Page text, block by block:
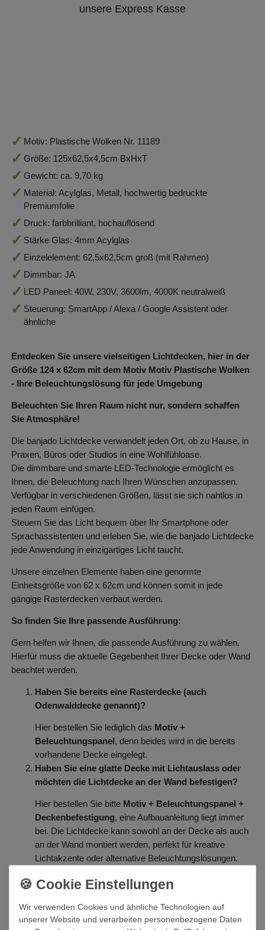
unsere Express Kasse
Motiv: Plastische Wolken Nr. 11189
Größe: 125x62,5x4,5cm BxHxT
Gewicht: ca. 9,70 kg
Material: Acylglas, Metall, hochwertig bedruckte
Premiumfolie
Druck: farbbrilliant, hochauflösend
Stärke Glas: 4mm Acylglas
Einzelelement: 62,5x62,5cm groß (mit Rahmen)
Dimmbar: JA
LED Paneel: 40W, 230V, 3600lm, 4000K neutralweiß
Steuerung: SmartApp / Alexa / Google Assistent oder
ähnliche
Entdecken Sie unsere vielseitigen Lichtdecken, hier in der
Größe 124x 62cm mit dem Motiv Motiv Plastische Wolken
- Ihre Beleuchtungslösung für jede Umgebung
Beleuchten Sie Ihren Raum nicht nur, sondern schaffen
Sie Atmosphäre!
Die banjado Lichtdecke verwandelt jeden Ort, ob zu Hause, in
Praxen, Büros oder Studios in eine Wohlfühloase.
Die dimmbare und smarte LED-Technologie ermöglicht es
Ihnen, die Beleuchtung nach Ihren Wünschen anzupassen.
Verfügbar in verschiedenen Größen, lässt sie sich nahtlos in
jeden Raum einfügen.
Steuern Sie das Licht bequem über Ihr Smartphone oder
Sprachassistenten und erleben Sie, wie die banjado Lichtdecke
jede Anwendung in einzigartiges Licht taucht.
Unsere einzelnen Elemente haben eine genormte
Einheitsgröße von 62 x 62cm und können somit in jede
gängige Rasterdecken verbaut werden.
So finden Sie Ihre passende Ausführung:
Gern helfen wir Ihnen, die passende Ausführung zu wählen.
Hierfür muss die aktuelle Gegebenheit Ihrer Decke oder Wand
beachtet werden.
Haben Sie bereits eine Rasterdecke (auch
Odenwalddecke genannt)?
Hier bestellen Sie lediglich das Motiv +
Beleuchtungspanel, denn beides wird in die bereits
vorhandene Decke eingelegt.
Haben Sie eine glatte Decke mit Lichtauslass oder
möchten die Lichtdecke an der Wand befestigen?
Hier bestellen Sie bitte Motiv + Beleuchtungspanel +
Deckenbefestigung, eine Aufbauanleitung liegt immer
bei. Die Lichtdecke kann sowohl an der Decke als auch
an der Wand montiert werden, perfekt für kreative
Lichtakzente oder alternative Beleuchtungslösungen.
das Motiv wechseln?
Hier bestellen Sie bitte nurMotiv, der Wechsel ist
denkbar einfach.
Wir verwenden Cookies und ähnliche Technologien auf
unserer Website und verarbeiten personenbezogene Daten